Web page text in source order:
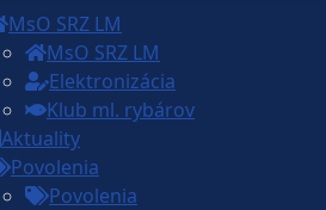
MsO SRZ LM
MsO SRZ LM
Elektronizácia
Klub ml. rybárov
Aktuality
Povolenia
Povolenia